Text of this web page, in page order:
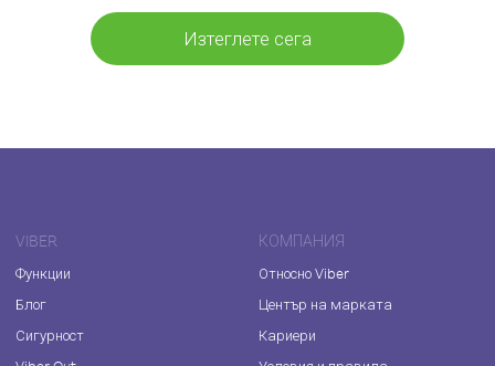
Изтеглете сега
VIBER
Функции
Блог
Сигурност
КОМПАНИЯ
Относно Viber
Център на марката
Кариери